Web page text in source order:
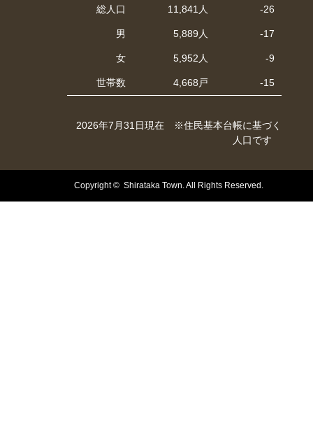
総人口 11,841人 -26
男 5,889人 -17
女 5,952人 -9
世帯数 4,668戸 -15
2026年7月31日現在 ※住民基本台帳に基づく
人口です
Copyright © Shirataka Town. All Rights Reserved.